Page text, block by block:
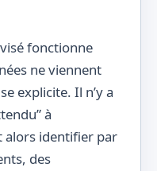
fonctionne
ne viennent
explicite. Il n’y a
à
alors identifier par
des